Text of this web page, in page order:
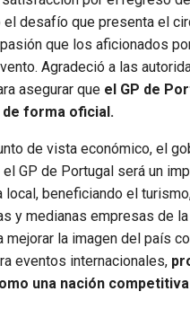
el desafío que presenta el
que los aficionados
Agradeció a las
asegurar que el GP de
forma oficial.
de vista económico, el
GP de Portugal será un
local, beneficiando el
y medianas empresas de
mejorar la imagen del país
eventos internacionales,
una nación